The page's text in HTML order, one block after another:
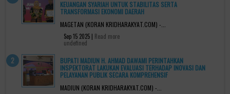
KEUANGAN SYARIAH UNTUK STABILITAS SERTA
TRANSFORMASI EKONOMI DAERAH
MAGETAN (KORAN KRIDHARAKYAT.COM) -...
Sep 15 2025 | Read more
undefined
BUPATI MADIUN H. AHMAD DAWAMI PERINTAHKAN
INSPEKTORAT LAKUKAN EVALUASI TERHADAP INOVASI DAN
PELAYANAN PUBLIK SECARA KOMPREHENSIF
MADIUN (KORAN KRIDHARAKYAT.COM) -...